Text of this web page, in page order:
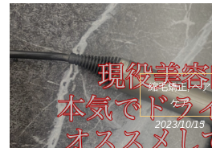
縮毛矯正, ヘア
ケア
2023/10/15